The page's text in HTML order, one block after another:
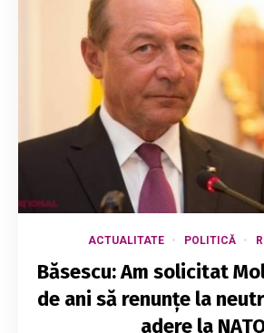
ACTUALITATE POLITICĂ
Băsescu: Am solicitat
de ani să renunțe la
adere la